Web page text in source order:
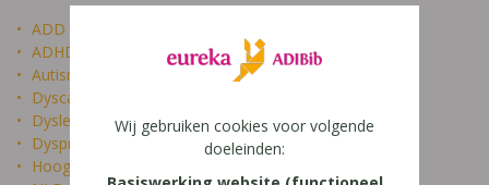
ADD
ADHD
Autisme
Dyscalculie
Dyslexie
Dyspraxie
Hoogbegaafdheid
Wij gebruiken cookies voor volgende
doeleinden: